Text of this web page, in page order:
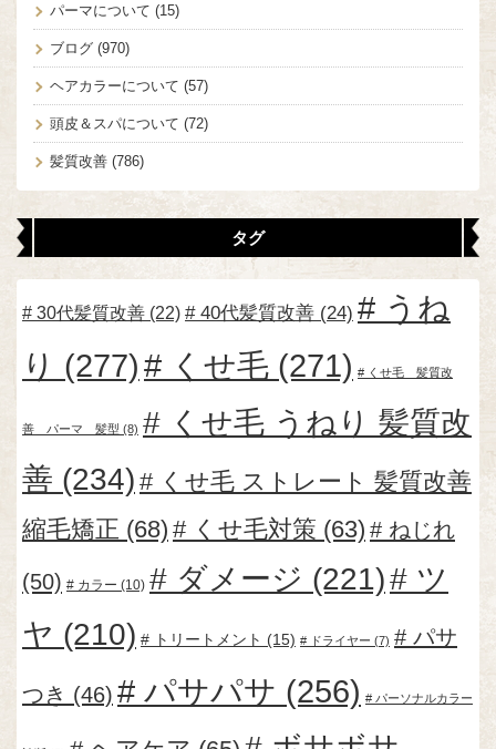
パーマについて (15)
ブログ (970)
ヘアカラーについて (57)
頭皮＆スパについて (72)
髪質改善 (786)
タグ
30代髪質改善 (22) 40代髪質改善 (24)
うね
り (277) くせ毛 (271) くせ毛 髪質改
善 パーマ 髪型 (8)
くせ毛 うねり 髪質改
善 (234)
くせ毛 ストレート 髪質改善
縮毛矯正 (68) くせ毛対策 (63) ねじれ
(50) カラー (10) ダメージ (221)
ツ
ヤ (210) トリートメント (15) ドライヤー (7) パサ
つき (46) パサパサ (256) パーソナルカラー